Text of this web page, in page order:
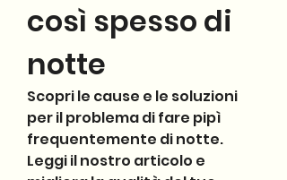
così spesso di
notte
Scopri le cause e le soluzioni
per il problema di fare pipì
frequentemente di notte.
Leggi il nostro articolo e